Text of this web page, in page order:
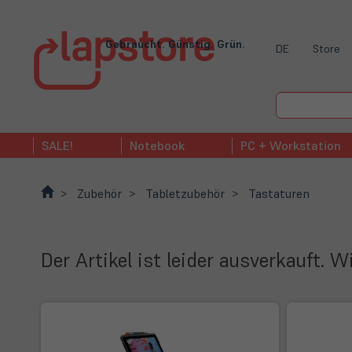
Gebraucht. Günstig. Grün. DE Store
SALE! Notebook PC + Workstation
Zubehör Tabletzubehör Tastaturen
Der Artikel ist leider ausverkauft.